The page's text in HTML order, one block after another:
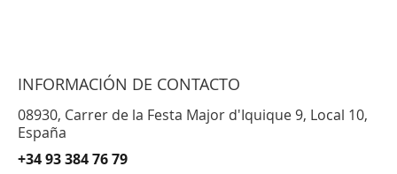
INFORMACIÓN DE CONTACTO
08930, Carrer de la Festa Major d'Iquique 9, Local 10,
España
+34 93 384 76 79